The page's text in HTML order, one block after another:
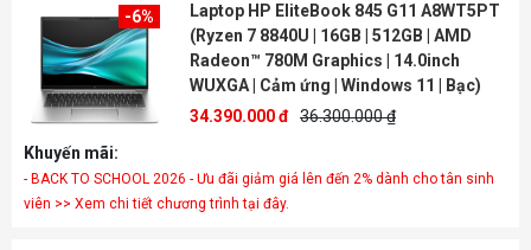
-6%
Laptop HP EliteBook 845 G11 A8WT5PT
(Ryzen 7 8840U | 16GB | 512GB | AMD
Radeon™ 780M Graphics | 14.0inch
WUXGA | Cảm ứng | Windows 11 | Bạc)
34.390.000 đ 36.300.000 ₫
Khuyến mãi:
- BACK TO SCHOOL 2026 - Ưu đãi giảm giá lên đến 2% dành cho tân sinh
viên >> Xem chi tiết chương trình tại đây.